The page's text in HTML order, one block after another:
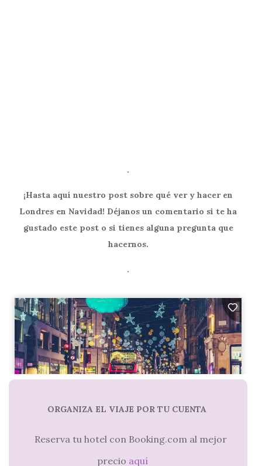
.
¡Hasta aquí nuestro post sobre qué ver y hacer en
Londres en Navidad! Déjanos un comentario si te ha
gustado este post o si tienes alguna pregunta que
hacernos.
.
ORGANIZA EL VIAJE POR TU CUENTA
Reserva tu hotel con Booking.com al mejor
precio aquí